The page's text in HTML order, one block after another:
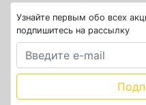
Узнайте первым обо всех
подпишитесь на рассылку